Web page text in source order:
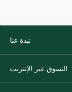
نبذة عنا
التسوق عبر الإنترنت